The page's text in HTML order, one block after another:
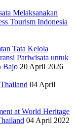
Melaksanakan
Tourism Indonesia
Tata Kelola
Pariwisata untuk
Bajo 20 April 2026
04 April
at World Heritage
04 April 2022